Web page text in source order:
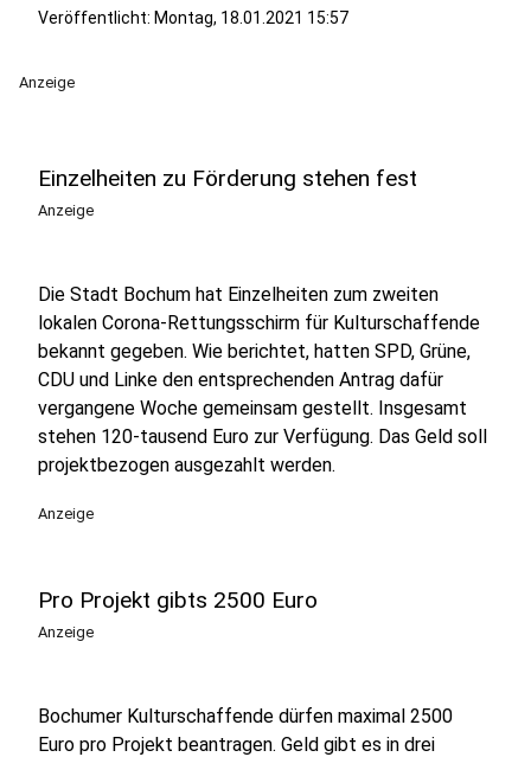
Veröffentlicht: Montag, 18.01.2021 15:57
Anzeige
Einzelheiten zu Förderung stehen fest
Anzeige
Die Stadt Bochum hat Einzelheiten zum zweiten
lokalen Corona-Rettungsschirm für Kulturschaffende
bekannt gegeben. Wie berichtet, hatten SPD, Grüne,
CDU und Linke den entsprechenden Antrag dafür
vergangene Woche gemeinsam gestellt. Insgesamt
stehen 120-tausend Euro zur Verfügung. Das Geld soll
projektbezogen ausgezahlt werden.
Anzeige
Pro Projekt gibts 2500 Euro
Anzeige
Bochumer Kulturschaffende dürfen maximal 2500
Euro pro Projekt beantragen. Geld gibt es in drei